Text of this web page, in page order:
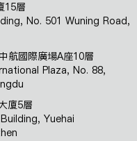
15層
No. 501 Wuning Road,
航國際廣場A座10層
Plaza, No. 88,
廈5層
Yuehai